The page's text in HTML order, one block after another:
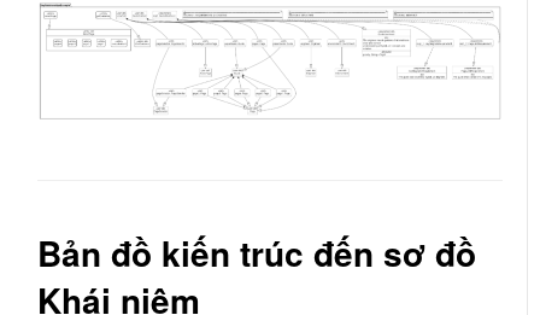
Bản đồ kiến trúc đến sơ đồ
Khái niệm